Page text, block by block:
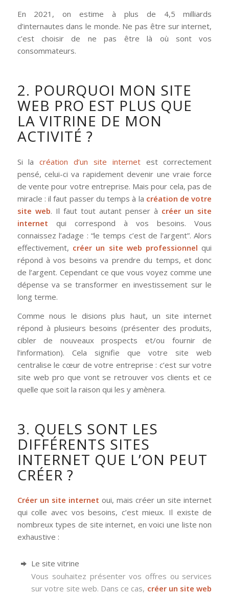
En 2021, on estime à plus de 4,5 milliards
d’internautes dans le monde. Ne pas être sur internet,
c’est choisir de ne pas être là où sont vos
consommateurs.
2. POURQUOI MON SITE
WEB PRO EST PLUS QUE
LA VITRINE DE MON
ACTIVITÉ ?
Si lacréation d’un site internetest correctement
pensé, celui-ci va rapidement devenir une vraie force
de vente pour votre entreprise. Mais pour cela, pas de
miracle : il faut passer du temps à la création de votre
site web. Il faut tout autant penser à créer un site
internet qui correspond à vos besoins. Vous
connaissez l’adage : “le temps c’est de l’argent”. Alors
effectivement, créer un site web professionnel qui
répond à vos besoins va prendre du temps, et donc
de l’argent. Cependant ce que vous voyez comme une
dépense va se transformer en investissement sur le
long terme.
Comme nous le disions plus haut, un site internet
répond à plusieurs besoins (présenter des produits,
cibler de nouveaux prospects et/ou fournir de
l’information). Cela signifie que votre site web
centralise le cœur de votre entreprise : c’est sur votre
site web pro que vont se retrouver vos clients et ce
quelle que soit la raison qui les y amènera.
3. QUELS SONT LES
DIFFÉRENTS SITES
INTERNET QUE L’ON PEUT
CRÉER ?
Créer un site internet oui, mais créer un site internet
qui colle avec vos besoins, c’est mieux. Il existe de
nombreux types de site internet, en voici une liste non
exhaustive :
Le site vitrine
Vous souhaitez présenter vos offres ou services
sur votre site web. Dans ce cas, créer un site web